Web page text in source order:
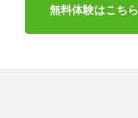
無料体験はこちら